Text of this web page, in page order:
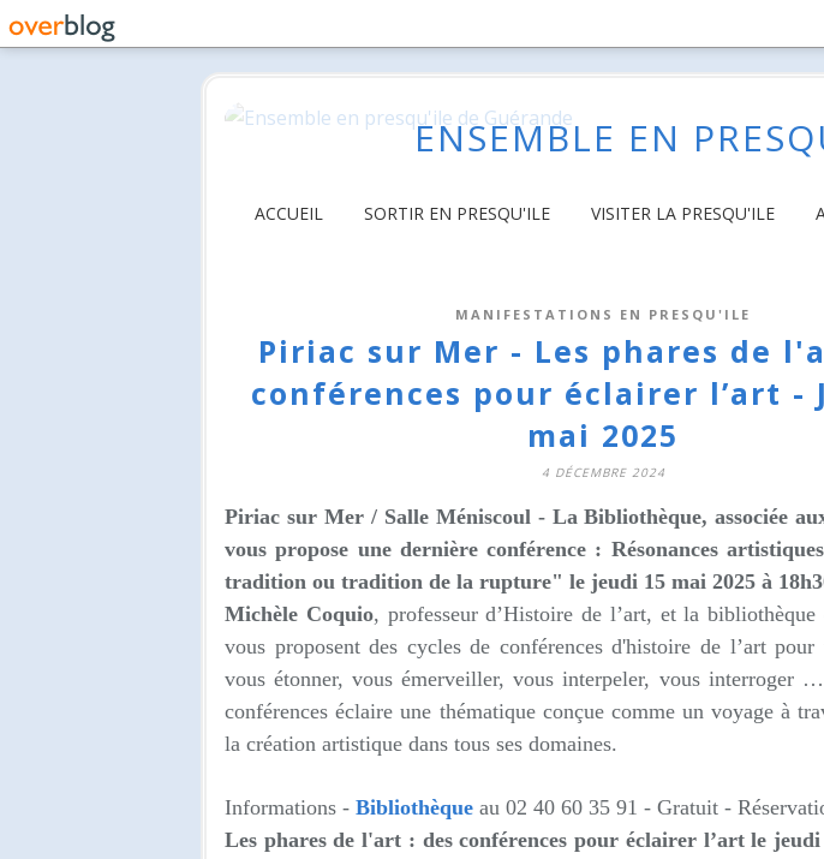
ENSEMBLE EN
ACCUEIL SORTIR EN PRESQU'ILE VISITER LA PRESQU'ILE
MANIFESTATIONS EN PRESQU'ILE
Piriac sur Mer - Les phares de
conférences pour éclairer l’art -
mai 2025
4 DÉCEMBRE 2024
Piriac sur Mer / Salle Méniscoul- La Bibliothèque, associée
vous propose une dernière conférence : Résonances artistiques
tradition ou tradition de la rupture" le jeudi 15 mai 2025 à
Michèle Coquio, professeur d’Histoire de l’art, et la
vous proposent des cycles de conférences d'histoire de l’art
vous étonner, vous émerveiller, vous interpeler, vous interroger
conférences éclaire une thématique conçue comme un voyage à
la création artistique dans tous ses domaines.
Informations - Bibliothèque au 02 40 60 35 91 - Gratuit -
Les phares de l'art : des conférences pour éclairer l’art le